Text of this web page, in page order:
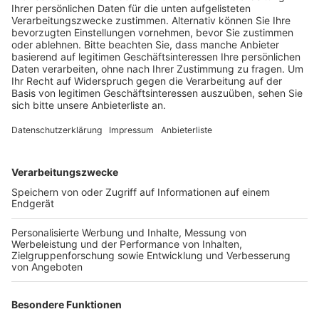
Guido van den Berg.
Veröffentlicht:Montag, 15.04.2019 15:40
Anzeige
stärker als bisher beteiligt werden, zum Beispiel an
von der Landesregierung wissen, wie das Land die
betroffenen Städte unterstützt.Er fragt unter
anderem, in welcher Form die Landesregierung einen
Revierbeauftragten für die betroffenen Städte
berufen wird. Ihm ist wichtig, dass die Städte beim
Land einen Ansprechpartner bekommen, dem sie
vertrauen und der Kompetenzen hat. Außerdem hat
will beispielsweise wissen, wie das Land die